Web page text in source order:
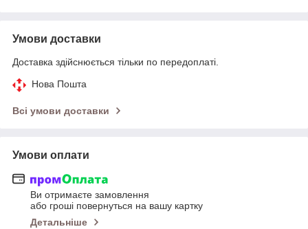
Умови доставки
Доставка здійснюється тільки по передоплаті.
Нова Пошта
Всі умови доставки
Умови оплати
Ви отримаєте замовлення
або гроші повернуться на вашу картку
Детальніше